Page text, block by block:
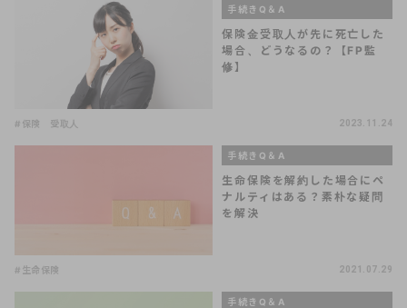
手続きQ＆A
保険金受取人が先に死亡した
場合、どうなるの？【FP監
修】
#保険 受取人 2023.11.24
手続きQ＆A
生命保険を解約した場合にペ
ナルティはある？素朴な疑問
を解決
#生命保険 2021.07.29
手続きQ＆A